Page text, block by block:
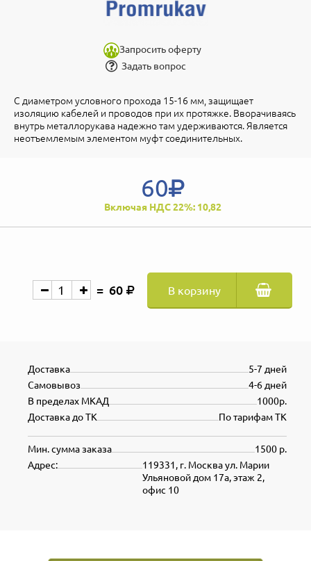
Запросить оферту
Задать вопрос
С диаметром условного прохода 15-16 мм, защищает
изоляцию кабелей и проводов при их протяжке. Вворачиваясь
внутрь металлорукава надежно там удерживаются. Является
неотъемлемым элементом муфт соединительных.
60
Включая НДС 22%: 10,82
60 В корзину
5-7 дней
Доставка
4-6 дней
Самовывоз
1000р.
В пределах МКАД
По тарифам ТК
Доставка до ТК
1500 р.
Мин. сумма заказа
119331, г. Москва ул. Марии
Ульяновой дом 17а, этаж 2,
офис 10
Адрес: